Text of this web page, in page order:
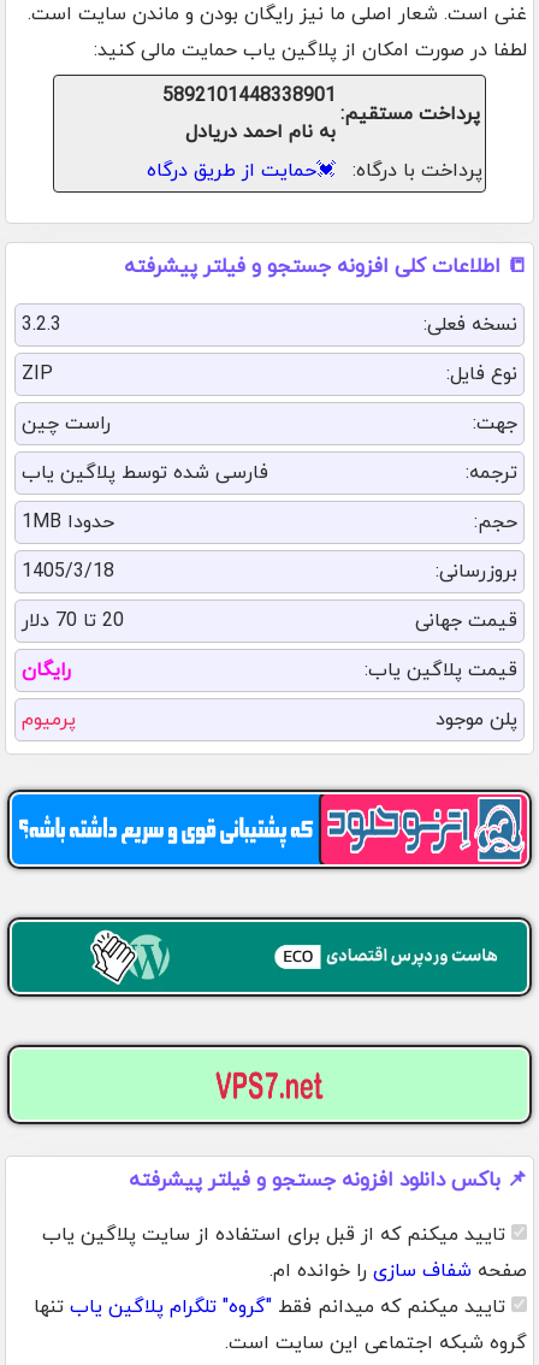
غنی است. شعار اصلی ما نیز رایگان بودن و ماندن سایت است.
لطفا در صورت امکان از پلاگین یاب حمایت مالی کنید:
پرداخت مستقیم:
5892101448338901
به نام احمد دریادل
پرداخت با درگاه:
💓حمایت از طریق درگاه
📒 اطلاعات کلی افزونه جستجو و فیلتر پیشرفته
نسخه فعلی:
3.2.3
نوع فایل:
ZIP
جهت:
راست چین
ترجمه:
فارسی شده توسط پلاگین یاب
حجم:
حدودا 1MB
بروزرسانی:
1405/3/18
قیمت جهانی
20 تا 70 دلار
قیمت پلاگین یاب:
رایگان
پلن موجود
پرمیوم
📌 باکس دانلود افزونه جستجو و فیلتر پیشرفته
تایید میکنم که از قبل برای استفاده از سایت پلاگین یاب
صفحه شفاف سازی را خوانده ام.
تایید میکنم که میدانم فقط "گروه" تلگرام پلاگین یاب تنها
گروه شبکه اجتماعی این سایت است.